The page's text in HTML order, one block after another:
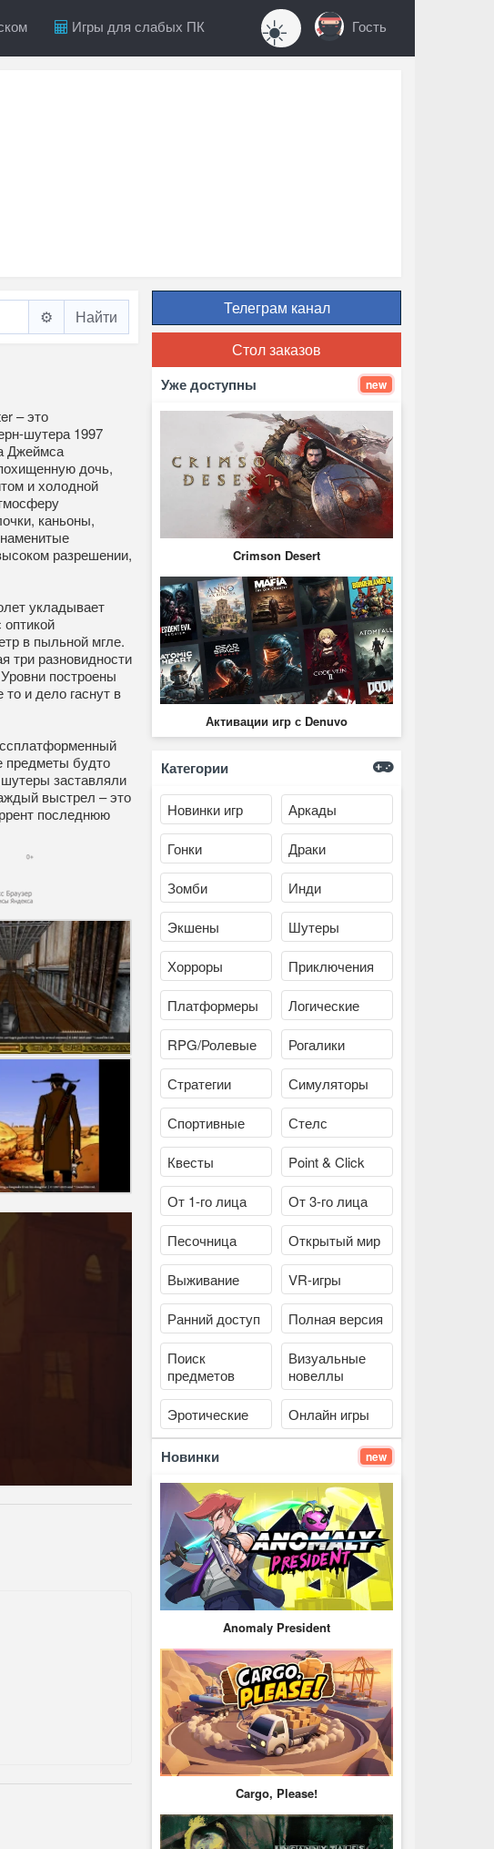
Игры для слабых ПК ☀️ Гость
⚙️
– это
шутера 1997
Джеймса
дочь,
и холодной
каньоны,
разрешении,
укладывает
в пыльной мгле.
три разновидности
построены
и дело гаснут в
предметы будто
заставляли
выстрел – это
последнюю
Телеграм канал
Стол заказов
Уже доступны new
Crimson Desert
Активации игр с Denuvo
Категории
Новинки игр Аркады
Гонки Драки
Зомби Инди
Экшены Шутеры
Хорроры Приключения
Платформеры Логические
RPG/Ролевые Рогалики
Стратегии Симуляторы
Спортивные Стелс
Квесты Point & Click
От 1-го лица От 3-го лица
Песочница Открытый мир
Выживание VR-игры
Ранний доступ Полная версия
Поиск
предметов
Визуальные
новеллы
Эротические Онлайн игры
Новинки new
Anomaly President
Cargo, Please!